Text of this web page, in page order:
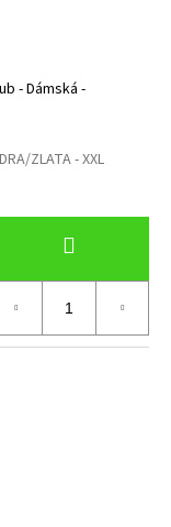
- Dámská -
ZLATA - XXL